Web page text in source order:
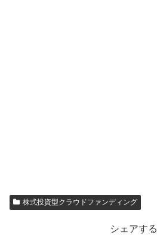
株式投資型クラウドファンディング
シェアする